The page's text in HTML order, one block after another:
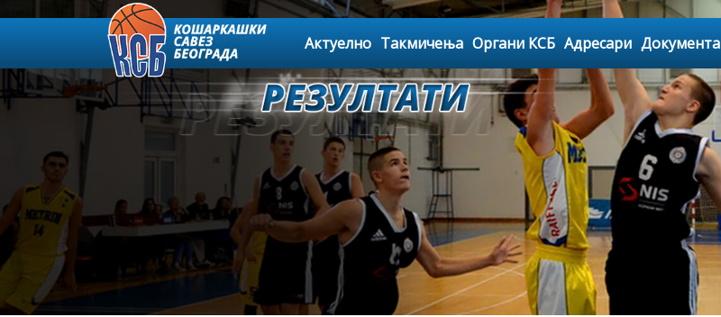
Актуелно Такмичења Органи КСБ Адресари Документа